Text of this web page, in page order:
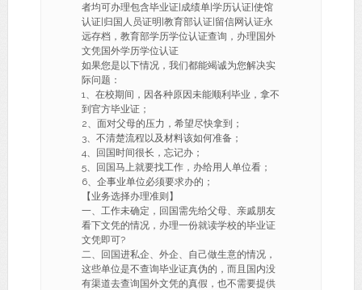
者均可办理包含毕业证|成绩单|学历认证|使馆
认证|归国人员证明|教育部认证|留信网认证永
远存档，教育部学历学位认证查询，办理国外
文凭国外学历学位认证
如果您是以下情况，我们都能竭诚为您解决实
际问题：
1、在校期间，因各种原因未能顺利毕业，拿不
到官方毕业证；
2、面对父母的压力，希望尽快拿到；
3、不清楚流程以及材料该如何准备；
4、回国时间很长，忘记办；
5、回国马上就要找工作，办给用人单位看；
6、企事业单位必须要求办的；
【业务选择办理准则】
一、工作未确定，回国需先给父母、亲戚朋友
看下文凭的情况，办理一份就读学校的毕业证
文凭即可?
二、回国进私企、外企、自己做生意的情况，
这些单位是不查询毕业证真伪的，而且国内没
有渠道去查询国外文凭的真假，也不需要提供